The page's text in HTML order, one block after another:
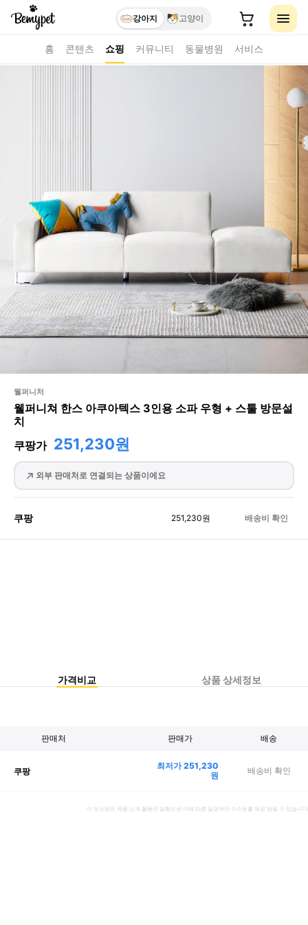
강아지 고양이
홈 콘텐츠 쇼핑 커뮤니티 동물병원 서비스
웰퍼니처
웰퍼니쳐 한스 아쿠아텍스 3인용 소파 우형 + 스툴 방문설
치
쿠팡가 251,230원
외부 판매처로 연결되는 상품이에요
쿠팡 251,230원 배송비 확인
가격비교 상품 상세정보
판매처 판매가 배송
쿠팡 최저가251,230
원
배송비 확인
이 포스팅은 제품 소개 활동의 일환으로 이에 따른 일정액의 수수료를 제공 받을 수 있습니다